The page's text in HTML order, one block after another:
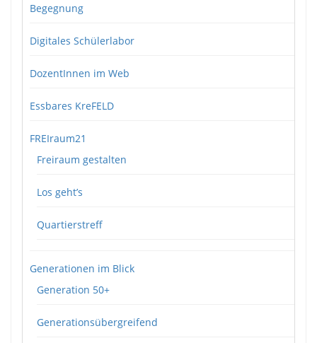
Begegnung
Digitales Schülerlabor
DozentInnen im Web
Essbares KreFELD
FREIraum21
Freiraum gestalten
Los geht’s
Quartierstreff
Generationen im Blick
Generation 50+
Generationsübergreifend